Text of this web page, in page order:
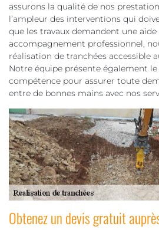
assurons la qualité de nos
l’ampleur des interventions qui
que les travaux demandent une aide
accompagnement professionnel,
réalisation de tranchées accessible
Notre équipe présente également
compétence pour assurer toute
entre de bonnes mains avec nos
Obtenez un devis gratuit